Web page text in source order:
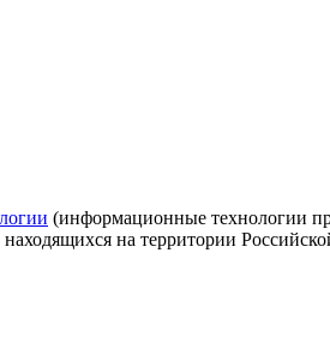
(информационные технологии
на территории